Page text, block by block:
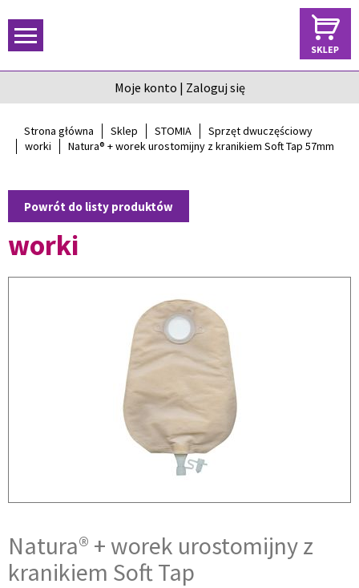
Moje konto | Zaloguj się
Strona główna Sklep STOMIA
Sprzęt dwuczęściowy
worki
Natura® + worek urostomijny z kranikiem Soft Tap 57mm
Powrót do listy produktów
worki
Natura® + worek urostomijny z
kranikiem Soft Tap